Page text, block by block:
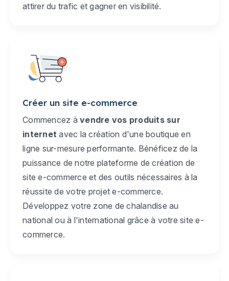
attirer du trafic et gagner en visibilité.
Créer un site e-commerce
Commencez à vendre vos produits sur
internet avec la création d'une boutique en
ligne sur-mesure performante. Bénéficez de la
puissance de notre plateforme de création de
site e-commerce et des outils nécessaires à la
réussite de votre projet e-commerce.
Développez votre zone de chalandise au
national ou à l'international grâce à votre site e-
commerce.